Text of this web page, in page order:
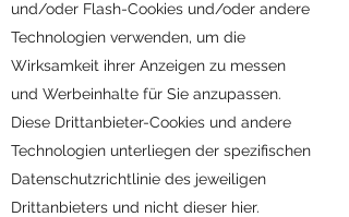
und/oder Flash-Cookies und/oder andere
Technologien verwenden, um die
Wirksamkeit ihrer Anzeigen zu messen
und Werbeinhalte für Sie anzupassen.
Diese Drittanbieter-Cookies und andere
Technologien unterliegen der spezifischen
Datenschutzrichtlinie des jeweiligen
Drittanbieters und nicht dieser hier.